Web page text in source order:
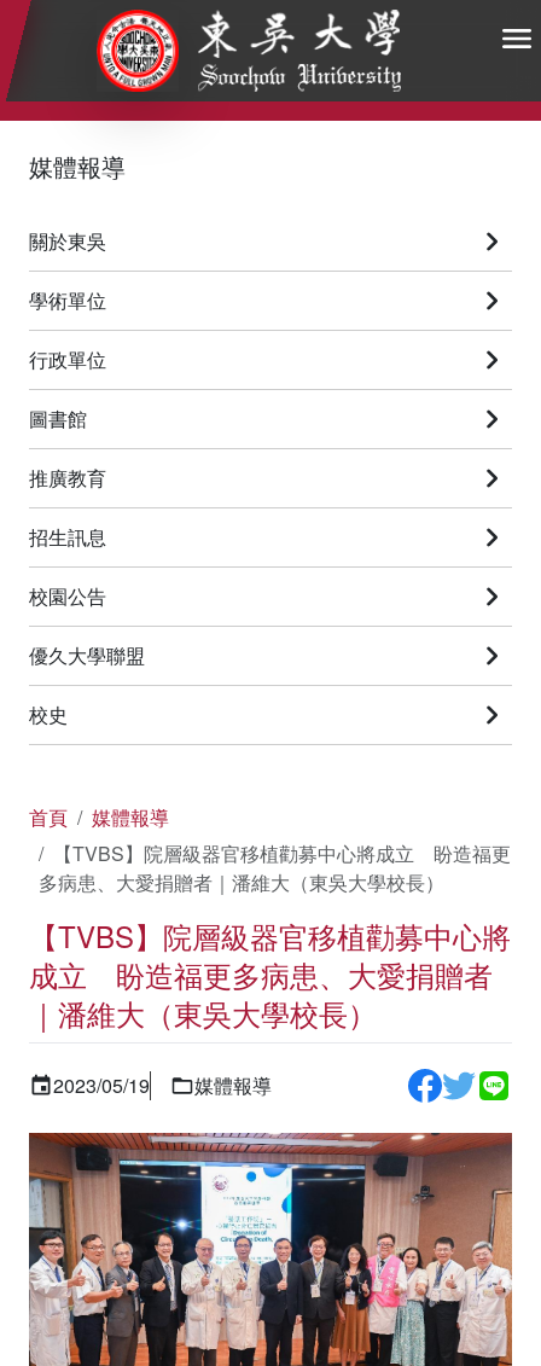
:::
媒體報導
關於東吳
學術單位
行政單位
圖書館
推廣教育
招生訊息
校園公告
優久大學聯盟
校史
首頁
媒體報導
【TVBS】院層級器官移植勸募中心將成立 盼造福更
多病患、大愛捐贈者｜潘維大（東吳大學校長）
【TVBS】院層級器官移植勸募中心將
成立 盼造福更多病患、大愛捐贈者
｜潘維大（東吳大學校長）
2023/05/19 媒體報導